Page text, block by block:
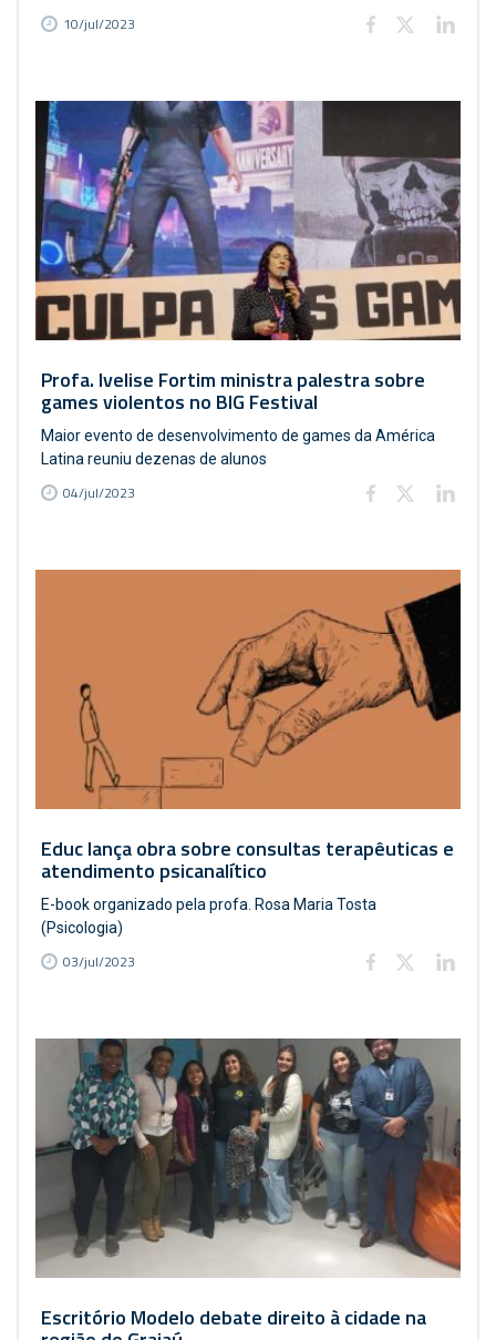
10/jul/2023
Profa. Ivelise Fortim ministra palestra sobre
games violentos no BIG Festival
Maior evento de desenvolvimento de games da América
Latina reuniu dezenas de alunos
04/jul/2023
Educ lança obra sobre consultas terapêuticas e
atendimento psicanalítico
E-book organizado pela profa. Rosa Maria Tosta
(Psicologia)
03/jul/2023
Escritório Modelo debate direito à cidade na